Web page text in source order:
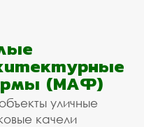
(МАФ)
уличные
качели